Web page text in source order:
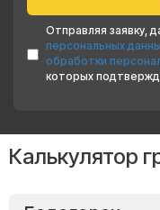
Отправляя заявку,
персональных
обработки
которых
Калькулятор